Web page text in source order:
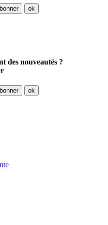
des nouveautés ?